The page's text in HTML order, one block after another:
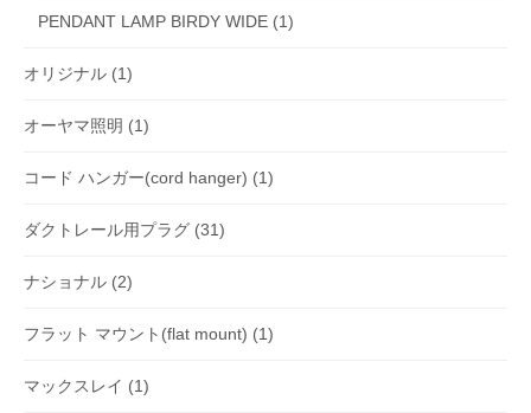
PENDANT LAMP BIRDY WIDE (1)
オリジナル (1)
オーヤマ照明 (1)
コード ハンガー(cord hanger) (1)
ダクトレール用プラグ (31)
ナショナル (2)
フラット マウント(flat mount) (1)
マックスレイ (1)